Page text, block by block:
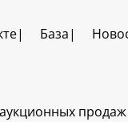
База
продаж